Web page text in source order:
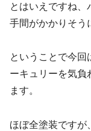
とはいえですね、
手間がかかりそう
ということで今回
ーキュリーを気負
ます。
ほぼ全塗装ですが